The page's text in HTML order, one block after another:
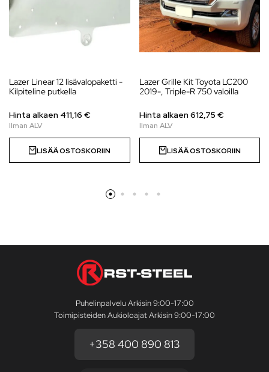
Lazer Linear 12 lisävalopaketti -
Kilpiteline putkella
Hinta alkaen 411,16 €
LISÄÄ OSTOSKORIIN
Lazer Grille Kit Toyota LC200
2019-, Triple-R 750 valoilla
Hinta alkaen612,75 €
LISÄÄ OSTOSKORIIN
Puhelinpalvelu Arkisin 9:00-17:00
Toimipisteiden Aukioloajat Arkisin 9:00-17:00
+358 400 890 813